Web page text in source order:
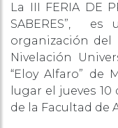
La III FERIA DE
SABERES”,
organización
Nivelación
“Eloy Alfaro” de
lugar el jueves
de la Facultad de